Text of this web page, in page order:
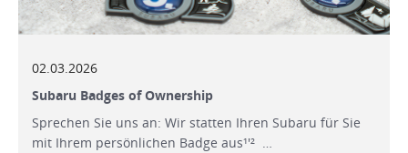
02.03.2026
Subaru Badges of Ownership
Sprechen Sie uns an: Wir statten Ihren Subaru für Sie
mit Ihrem persönlichen Badge aus¹'² …